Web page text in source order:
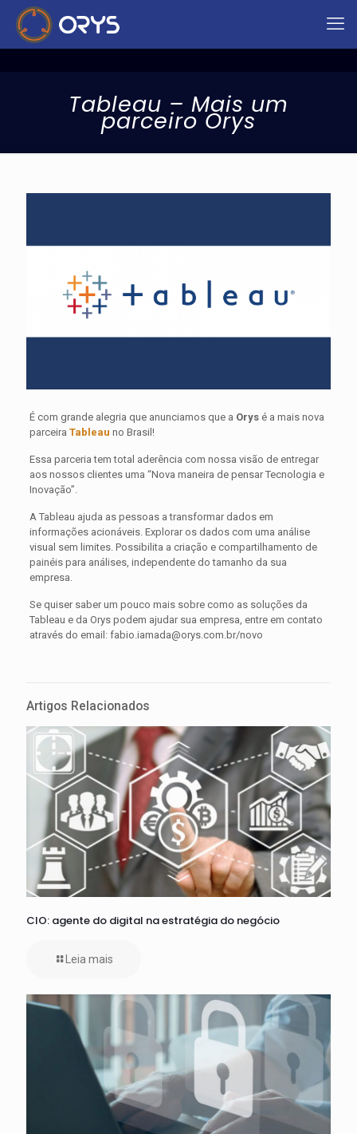
Tableau – Mais um
parceiro Orys
É com grande alegria que anunciamos que a Orysé a mais nova
parceira Tableau no Brasil!
Essa parceria tem total aderência com nossa visão de entregar
aos nossos clientes uma “Nova maneira de pensar Tecnologia e
Inovação”.
A Tableau ajuda as pessoas a transformar dados em
informações acionáveis. Explorar os dados com uma análise
visual sem limites. Possibilita a criação e compartilhamento de
painéis para análises, independente do tamanho da sua
empresa.
Se quiser saber um pouco mais sobre como as soluções da
Tableau e da Orys podem ajudar sua empresa, entre em contato
através do email: fabio.iamada@orys.com.br/novo
Artigos Relacionados
CIO: agente do digital na estratégia do negócio
Leia mais